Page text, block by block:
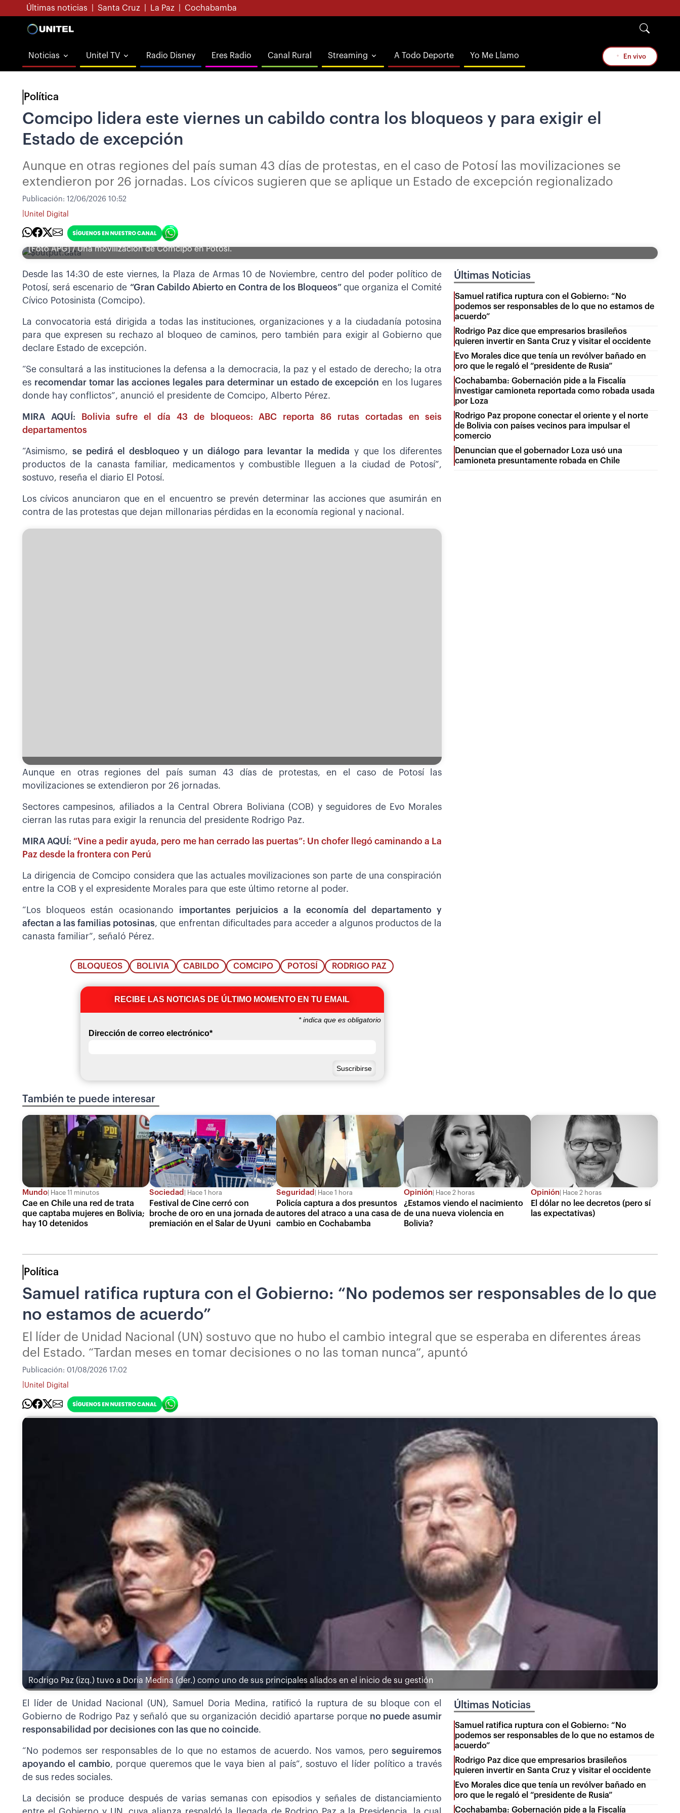
Últimas noticias Santa Cruz La Paz Cochabamba
Noticias Unitel TV Radio Disney Eres Radio Canal Rural Streaming A Todo Deporte Yo Me Llamo En vivo
Política
Comcipo lidera este viernes un cabildo contra los bloqueos y para exigir el
Estado de excepción
Aunque en otras regiones del país suman 43 días de protestas, en el caso de Potosí las movilizaciones se
extendieron por 26 jornadas. Los cívicos sugieren que se aplique un Estado de excepción regionalizado
Publicación: 12/06/2026 10:52
Unitel Digital
[Foto APG] / Una movilización de Comcipo en Potosí.
Desde las 14:30 de este viernes, la Plaza de Armas 10 de Noviembre, centro del poder político de
Potosí, será escenario de “Gran Cabildo Abierto en Contra de los Bloqueos” que organiza el Comité
Cívico Potosinista (Comcipo).
La convocatoria está dirigida a todas las instituciones, organizaciones y a la ciudadanía potosina
para que expresen su rechazo al bloqueo de caminos, pero también para exigir al Gobierno que
declare Estado de excepción.
“Se consultará a las instituciones la defensa a la democracia, la paz y el estado de derecho; la otra
es recomendar tomar las acciones legales para determinar un estado de excepción en los lugares
donde hay conflictos”, anunció el presidente de Comcipo, Alberto Pérez.
MIRA AQUÍ:
Bolivia sufre el día 43 de bloqueos: ABC reporta 86 rutas cortadas en seis
departamentos
“Asimismo, se pedirá el desbloqueo y un diálogo para levantar la medida y que los diferentes
productos de la canasta familiar, medicamentos y combustible lleguen a la ciudad de Potosí”,
sostuvo, reseña el diario El Potosí.
Los cívicos anunciaron que en el encuentro se prevén determinar las acciones que asumirán en
contra de las protestas que dejan millonarias pérdidas en la economía regional y nacional.
Aunque en otras regiones del país suman 43 días de protestas, en el caso de Potosí las
movilizaciones se extendieron por 26 jornadas.
Sectores campesinos, afiliados a la Central Obrera Boliviana (COB) y seguidores de Evo Morales
cierran las rutas para exigir la renuncia del presidente Rodrigo Paz.
MIRA AQUÍ: “Vine a pedir ayuda, pero me han cerrado las puertas”: Un chofer llegó caminando a La
Paz desde la frontera con Perú
La dirigencia de Comcipo considera que las actuales movilizaciones son parte de una conspiración
entre la COB y el expresidente Morales para que este último retorne al poder.
“Los bloqueos están ocasionando importantes perjuicios a la economía del departamento y
afectan a las familias potosinas, que enfrentan dificultades para acceder a algunos productos de la
canasta familiar”, señaló Pérez.
BLOQUEOS BOLIVIA CABILDO COMCIPO POTOSÍ RODRIGO PAZ
RECIBE LAS NOTICIAS DE ÚLTIMO MOMENTO EN TU EMAIL
*indica que es obligatorio
Dirección de correo electrónico*
Últimas Noticias
Samuel ratifica ruptura con el Gobierno: “No
podemos ser responsables de lo que no estamos de
acuerdo”
Rodrigo Paz dice que empresarios brasileños
quieren invertir en Santa Cruz y visitar el occidente
Evo Morales dice que tenía un revólver bañado en
oro que le regaló el “presidente de Rusia”
Cochabamba: Gobernación pide a la Fiscalía
investigar camioneta reportada como robada usada
por Loza
Rodrigo Paz propone conectar el oriente y el norte
de Bolivia con países vecinos para impulsar el
comercio
Denuncian que el gobernador Loza usó una
camioneta presuntamente robada en Chile
También te puede interesar
Mundo Hace 11 minutos
Cae en Chile una red de trata
que captaba mujeres en Bolivia;
hay 10 detenidos
Sociedad Hace 1 hora
Festival de Cine cerró con
broche de oro en una jornada de
premiación en el Salar de Uyuni
Seguridad Hace 1 hora
Policía captura a dos presuntos
autores del atraco a una casa de
cambio en Cochabamba
Opinión Hace 2 horas
¿Estamos viendo el nacimiento
de una nueva violencia en
Bolivia?
Opinión Hace 2 horas
El dólar no lee decretos (pero sí
las expectativas)
Política
Samuel ratifica ruptura con el Gobierno: “No podemos ser responsables de lo que
no estamos de acuerdo”
El líder de Unidad Nacional (UN) sostuvo que no hubo el cambio integral que se esperaba en diferentes áreas
del Estado. “Tardan meses en tomar decisiones o no las toman nunca”, apuntó
Publicación: 01/08/2026 17:02
Unitel Digital
Rodrigo Paz (izq.) tuvo a Doria Medina (der.) como uno de sus principales aliados en el inicio de su gestión
El líder de Unidad Nacional (UN), Samuel Doria Medina, ratificó la ruptura de su bloque con el
Gobierno de Rodrigo Paz y señaló que su organización decidió apartarse porqueno puede asumir
responsabilidad por decisiones con las que no coincide.
“No podemos ser responsables de lo que no estamos de acuerdo. Nos vamos, pero seguiremos
apoyando el cambio, porque queremos que le vaya bien al país”, sostuvo el líder político a través
de sus redes sociales.
La decisión se produce después de varias semanas con episodios y señales de distanciamiento
Últimas Noticias
Samuel ratifica ruptura con el Gobierno: “No
podemos ser responsables de lo que no estamos de
acuerdo”
Rodrigo Paz dice que empresarios brasileños
quieren invertir en Santa Cruz y visitar el occidente
Evo Morales dice que tenía un revólver bañado en
oro que le regaló el “presidente de Rusia”
Cochabamba: Gobernación pide a la Fiscalía